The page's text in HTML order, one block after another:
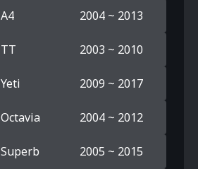
A4 2004 ~ 2013
TT 2003 ~ 2010
Yeti 2009 ~ 2017
Octavia 2004 ~ 2012
Superb 2005 ~ 2015